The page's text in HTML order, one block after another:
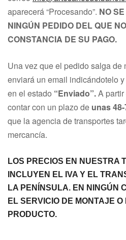
aparecerá “Procesando”. NO
NINGÚN PEDIDO DEL QUE
CONSTANCIA DE SU PAGO.
Una vez que el pedido salga de
enviará un email indicándotelo
en el estado “Enviado”.A
contar con un plazo de unas
que la agencia de transportes
mercancía.
LOS PRECIOS EN NUESTRA
INCLUYEN EL IVA Y EL
LA PENÍNSULA. EN NINGÚN
EL SERVICIO DE MONTAJE
PRODUCTO.